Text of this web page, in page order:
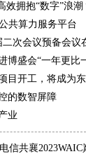
效拥抱“数字”浪潮
共算力服务平台
次会议预备会议
博盛会“一年更比
目开工，将成为
的数智屏障
业
信共襄2023WAIC